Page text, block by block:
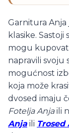
Garnitura
klasike.
mogu
napravili svoju
mogućnost
koja može
dvosed imaju
Fotelja Anjaili
Anjaili Trosed